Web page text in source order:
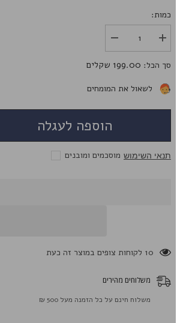
כמות:
את
הכמות
עבור
White
הגדל
את
עבור
White
Blind
סך הכל: 199.00 שקלים
לשאול את המומחים
הוספה לעגלה
מוסכמים ומובנים תנאי השימוש
200 לקוחות צופים במוצר זה כעת
משלוחים מהירים
משלוח חינם על כל הזמנה מעל 500 ₪